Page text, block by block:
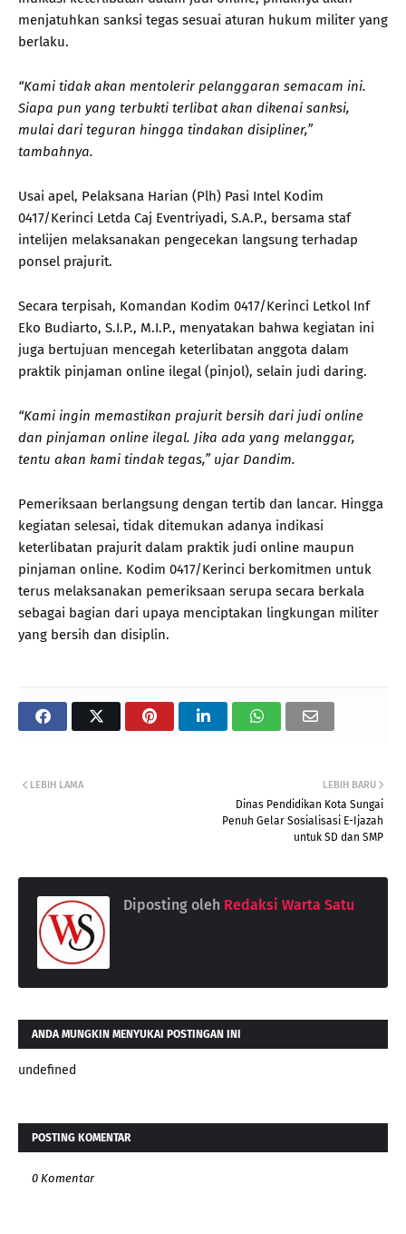
menjatuhkan sanksi tegas sesuai aturan hukum militer yang
berlaku.
“Kami tidak akan mentolerir pelanggaran semacam ini.
Siapa pun yang terbukti terlibat akan dikenai sanksi,
mulai dari teguran hingga tindakan disipliner,”
tambahnya.
Usai apel, Pelaksana Harian (Plh) Pasi Intel Kodim
0417/Kerinci Letda Caj Eventriyadi, S.A.P., bersama staf
intelijen melaksanakan pengecekan langsung terhadap
ponsel prajurit.
Secara terpisah, Komandan Kodim 0417/Kerinci Letkol Inf
Eko Budiarto, S.I.P., M.I.P., menyatakan bahwa kegiatan ini
juga bertujuan mencegah keterlibatan anggota dalam
praktik pinjaman online ilegal (pinjol), selain judi daring.
“Kami ingin memastikan prajurit bersih dari judi online
dan pinjaman online ilegal. Jika ada yang melanggar,
tentu akan kami tindak tegas,” ujar Dandim.
Pemeriksaan berlangsung dengan tertib dan lancar. Hingga
kegiatan selesai, tidak ditemukan adanya indikasi
keterlibatan prajurit dalam praktik judi online maupun
pinjaman online. Kodim 0417/Kerinci berkomitmen untuk
terus melaksanakan pemeriksaan serupa secara berkala
sebagai bagian dari upaya menciptakan lingkungan militer
yang bersih dan disiplin.
LEBIH BARU
Dinas Pendidikan Kota Sungai
Penuh Gelar Sosialisasi E-Ijazah
untuk SD dan SMP
LEBIH LAMA
Diposting oleh Redaksi Warta Satu
ANDA MUNGKIN MENYUKAI POSTINGAN INI
undefined
POSTING KOMENTAR
0 Komentar